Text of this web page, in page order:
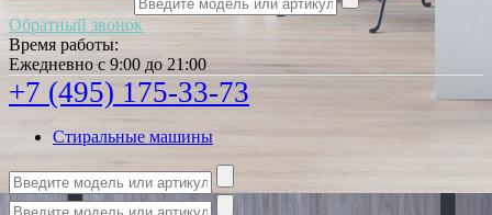
Обратный звонок
Время работы:
Ежедневно с 9:00 до 21:00
+7 (495) 175-33-73
Стиральные машины